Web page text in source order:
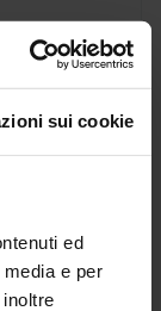
sui cookie
ed
e per